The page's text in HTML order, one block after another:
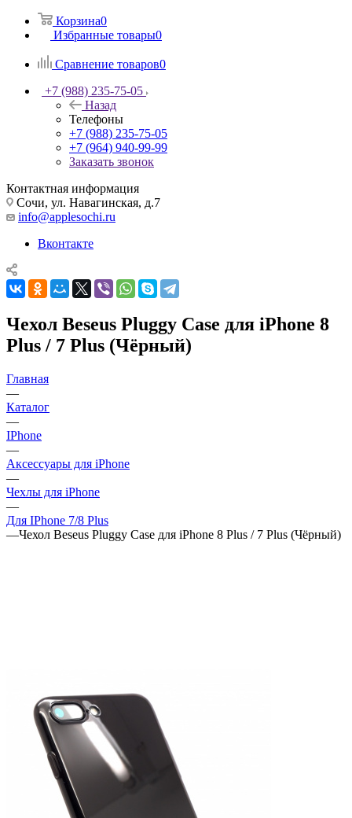
Корзина0
Избранные товары0
Сравнение товаров0
+7 (988) 235-75-05
Назад
Телефоны
+7 (988) 235-75-05
+7 (964) 940-99-99
Заказать звонок
Контактная информация
Сочи, ул. Навагинская, д.7
info@applesochi.ru
Вконтакте
Чехол Beseus Pluggy Case для iPhone 8
Plus / 7 Plus (Чёрный)
Главная
—
Каталог
—
IPhone
—
Аксессуары для iPhone
—
Чехлы для iPhone
—
Для IPhone 7/8 Plus
—Чехол Beseus Pluggy Case для iPhone 8 Plus / 7 Plus (Чёрный)